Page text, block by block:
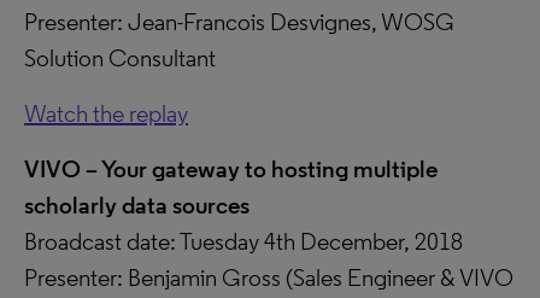
Presenter: Jean-Francois Desvignes, WOSG
Solution Consultant
Watch the replay
VIVO – Your gateway to hosting multiple
scholarly data sources
Broadcast date: Tuesday 4th December, 2018
Presenter: Benjamin Gross (Sales Engineer & VIVO